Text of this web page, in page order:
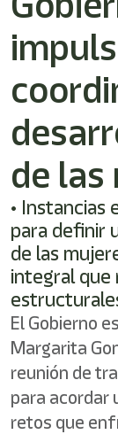
de las
•
para definir
de las
integral que
El Gobierno
Margarita
reunión de
para acordar
retos que